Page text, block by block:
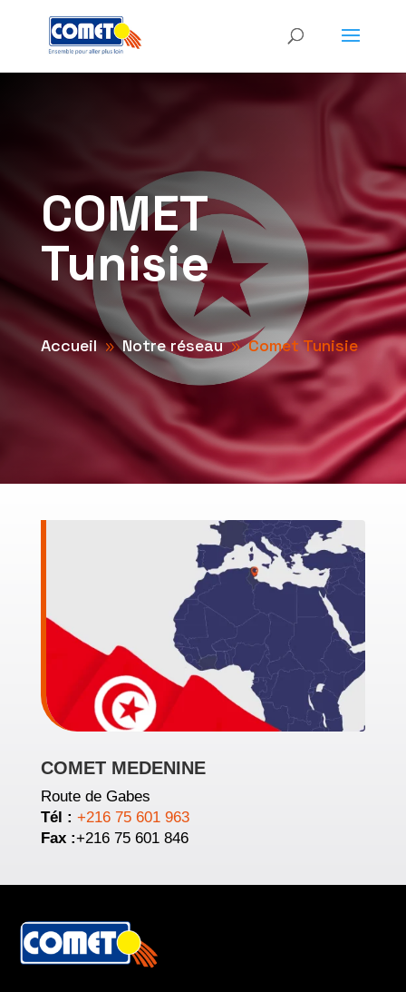
COMET
Tunisie
Accueil 9 Notre réseau 9 Comet Tunisie
COMET MEDENINE
Route de Gabes
Tél : +216 75 601 963
Fax :+216 75 601 846